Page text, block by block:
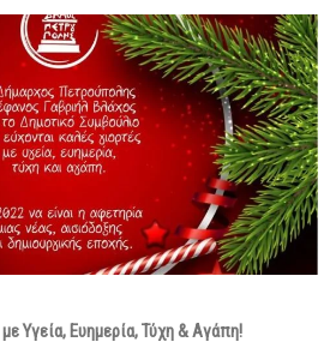
Υγεία, Ευημερία, Τύχη & Αγάπη!